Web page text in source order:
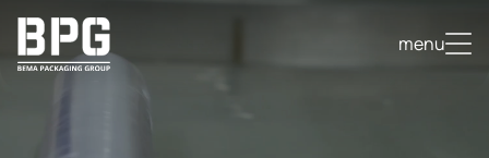
Ga
naar
de
menu